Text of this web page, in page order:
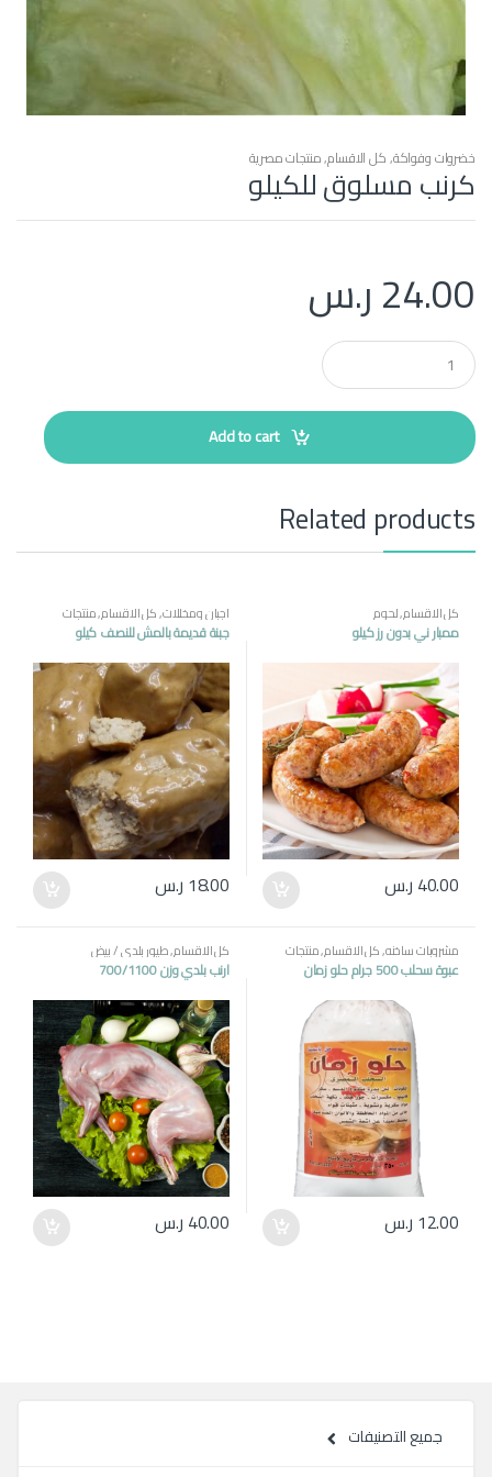
خضروات وفواكة,كل الاقسام,منتجات مصرية
كرنب مسلوق للكيلو
24.00ر.س
Q
u
a
t
i
Add to cart
Related products
كل الاقسام,لحوم
ممبار ني بدون رز كيلو
40.00 ر.س
اجبان ومخللات,كل الاقسام,منتجات
مصرية
جبنة قديمة بالمش للنصف كيلو
18.00 ر.س
مشروبات ساخنه,كل الاقسام,منتجات
مصرية
عبوة سحلب 500 جرام حلو زمان
12.00 ر.س
كل الاقسام,طيور بلدي / بيض
ارنب بلدي وزن 700/1100
40.00 ر.س
جميع التصنيفات